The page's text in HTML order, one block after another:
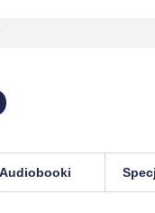
Audiobooki